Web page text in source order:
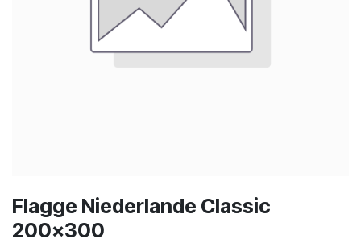
Flagge Niederlande Classic
200x300